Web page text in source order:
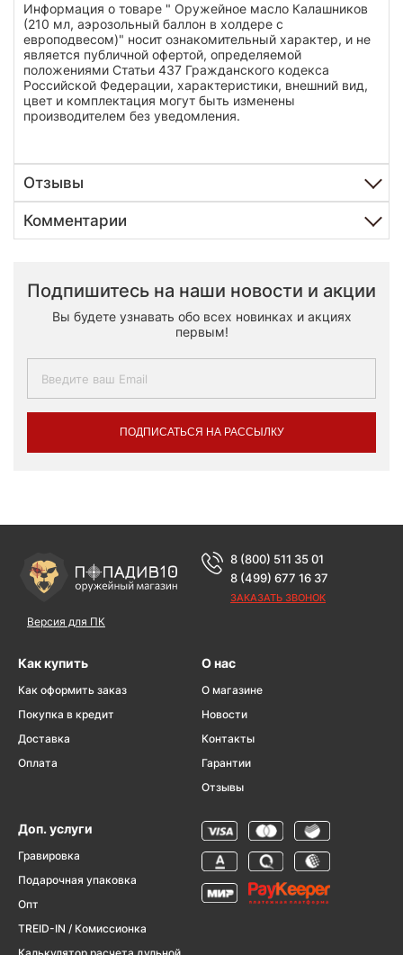
Информация о товаре " Оружейное масло Калашников
(210 мл, аэрозольный баллон в холдере с
европодвесом)" носит ознакомительный характер, и не
является публичной офертой, определяемой
положениями Статьи 437 Гражданского кодекса
Российской Федерации, характеристики, внешний вид,
цвет и комплектация могут быть изменены
производителем без уведомления.
Отзывы
Комментарии
Подпишитесь на наши новости и акции
Вы будете узнавать обо всех новинках и акциях
первым!
ПОДПИСАТЬСЯ НА РАССЫЛКУ
Версия для ПК
8 (800) 511 35 01
8 (499) 677 16 37
ЗАКАЗАТЬ ЗВОНОК
Как купить
Как оформить заказ
Покупка в кредит
Доставка
Оплата
О нас
О магазине
Новости
Контакты
Гарантии
Отзывы
Доп. услуги
Гравировка
Подарочная упаковка
Опт
TREID-IN / Комиссионка